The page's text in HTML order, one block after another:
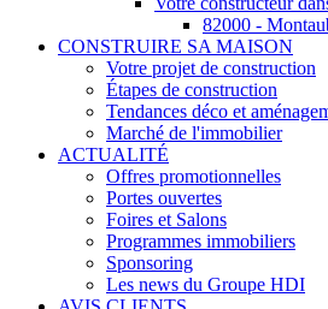
82000 -
CONSTRUIRE SA MAISON
Votre projet de construction
Étapes de construction
Tendances déco et
Marché de l'immobilier
ACTUALITÉ
Offres promotionnelles
Portes ouvertes
Foires et Salons
Programmes immobiliers
Sponsoring
Les news du Groupe HDI